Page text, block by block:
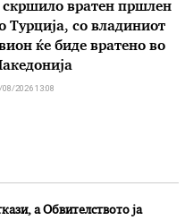
скршило вратен пршлен
Турција, со владиниот
ќе биде вратено во
08/2026 13:08
а Обвителството ја